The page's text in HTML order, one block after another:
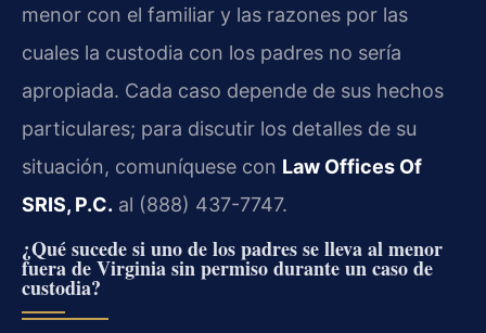
menor con el familiar y las razones por las
cuales la custodia con los padres no sería
apropiada. Cada caso depende de sus hechos
particulares; para discutir los detalles de su
situación, comuníquese con Law Offices Of
SRIS, P.C. al (888) 437-7747.
¿Qué sucede si uno de los padres se lleva al menor
fuera de Virginia sin permiso durante un caso de
custodia?